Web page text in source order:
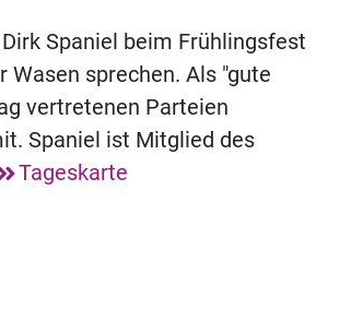
Spaniel beim Frühlingsfest
sprechen. Als "gute
vertretenen Parteien
Spaniel ist Mitglied des
Tageskarte